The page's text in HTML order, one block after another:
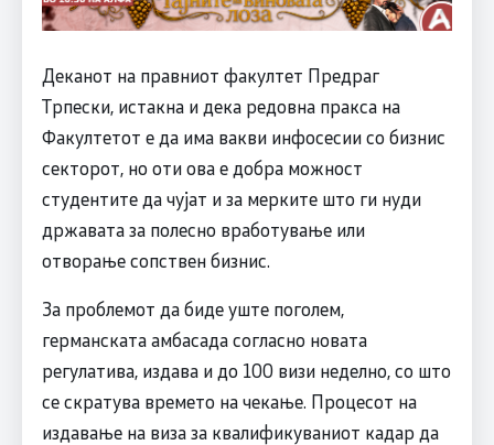
Деканот на правниот факултет Предраг
Трпески, истакна и дека редовна пракса на
Факултетот е да има вакви инфосесии со бизнис
секторот, но оти ова е добра можност
студентите да чујат и за мерките што ги нуди
државата за полесно вработување или
отворање сопствен бизнис.
За проблемот да биде уште поголем,
германската амбасада согласно новата
регулатива, издава и до 100 визи неделно, со што
се скратува времето на чекање. Процесот на
издавање на виза за квалификуваниот кадар да